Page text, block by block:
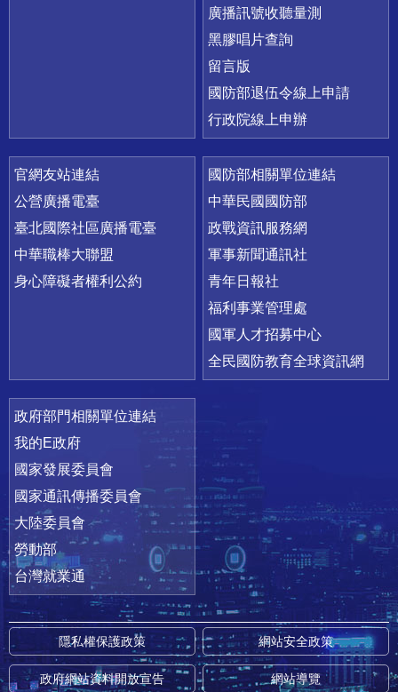
廣播訊號收聽量測
黑膠唱片查詢
留言版
國防部退伍令線上申請
行政院線上申辦
官網友站連結
公營廣播電臺
臺北國際社區廣播電臺
中華職棒大聯盟
身心障礙者權利公約
國防部相關單位連結
中華民國國防部
政戰資訊服務網
軍事新聞通訊社
青年日報社
福利事業管理處
國軍人才招募中心
全民國防教育全球資訊網
政府部門相關單位連結
我的E政府
國家發展委員會
國家通訊傳播委員會
大陸委員會
勞動部
台灣就業通
隱私權保護政策 網站安全政策
政府網站資料開放宣告 網站導覽